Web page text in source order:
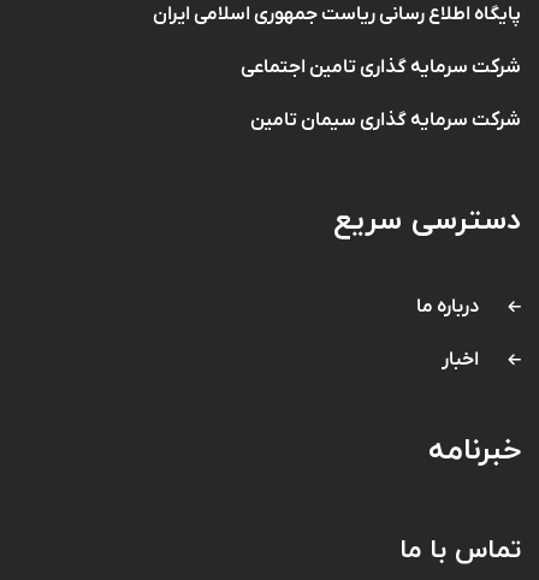
پایگاه اطلاع رسانی ریاست جمهوری اسلامی ایران
شرکت سرمایه گذاری تامین اجتماعی
شرکت سرمایه گذاری سیمان تامین
دسترسی سریع
درباره ما
اخبار
خبرنامه
تماس با ما